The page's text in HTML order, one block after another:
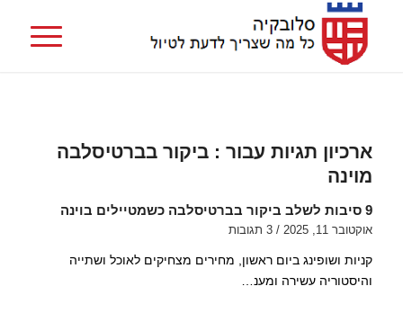
ארכיון תגיות עבור : ביקור בברטיסלבה
מוינה
9 סיבות לשלב ביקור בברטיסלבה כשמטיילים בוינה
אוקטובר 11, 2025 / 3 תגובות
קניות ושופינג ביום ראשון, מחירים מצחיקים לאוכל ושתייה
והיסטוריה עשירה ומענ…